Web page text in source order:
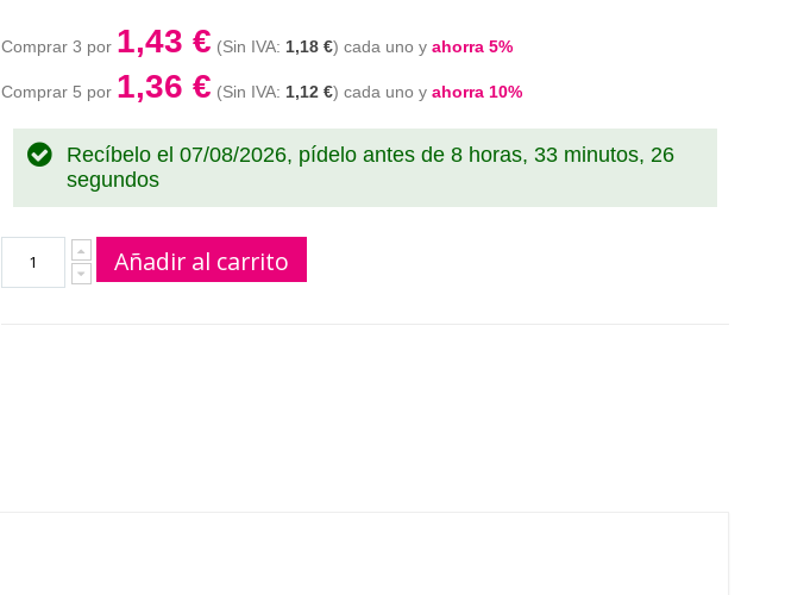
Comprar 3 por 1,43 € 1,18 € cada uno y ahorra 5%
Comprar 5 por 1,36 € 1,12 € cada uno y ahorra 10%
Recíbelo el 07/08/2026, pídelo antes de 8 horas, 33 minutos, 25
segundos
Añadir al carrito